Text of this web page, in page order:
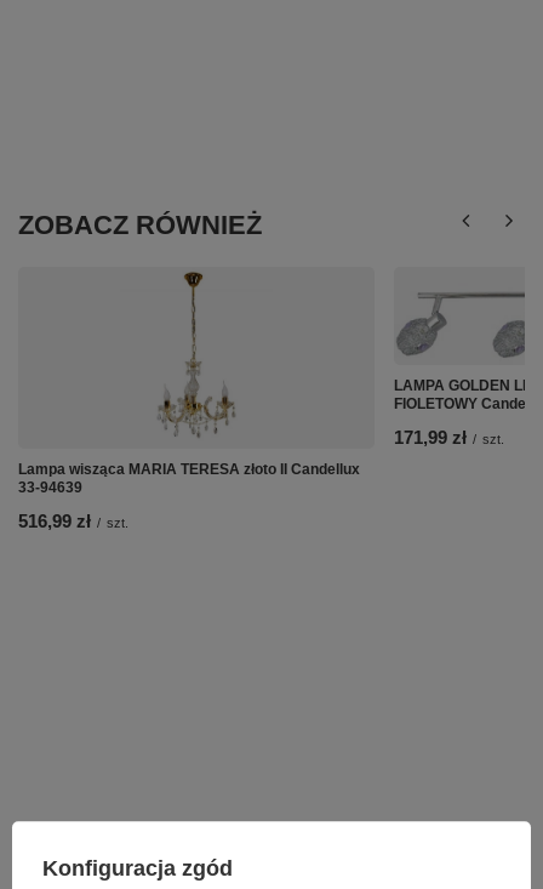
ZOBACZ RÓWNIEŻ
Lampa wisząca MARIA TERESA złoto II Candellux
33-94639
516,99 zł / szt.
LAMPA GOLDEN
FIOLETOWY
171,99 zł / szt.
Konfiguracja zgód